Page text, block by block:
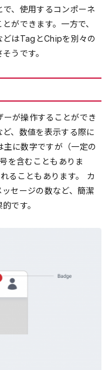
、使用するコンポーネ
ができます。一方で、
どはTagとChipを別々の
うです。
が操作することができ
、数値を表示する際に
に数字ですが（一定の
を含むこともありま
ることもあります。 カ
セージの数など、簡潔
です。